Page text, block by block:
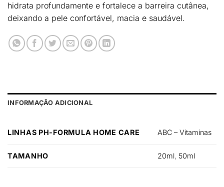
hidrata profundamente e fortalece a barreira cutânea,
deixando a pele confortável, macia e saudável.
INFORMAÇÃO ADICIONAL
LINHAS PH-FORMULA HOME CARE ABC – Vitaminas
TAMANHO 20ml, 50ml